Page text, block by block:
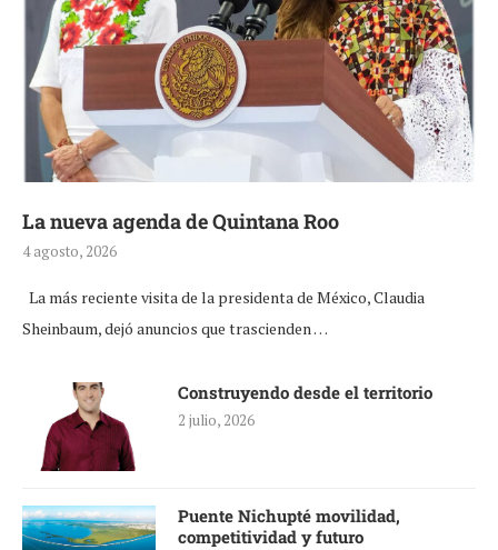
La nueva agenda de Quintana Roo
4 agosto, 2026
La más reciente visita de la presidenta de México, Claudia
Sheinbaum, dejó anuncios que trascienden …
Construyendo desde el territorio
2 julio, 2026
Puente Nichupté movilidad,
competitividad y futuro